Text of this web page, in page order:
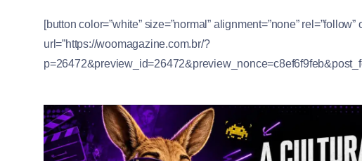
[button color=”white” size=”normal” alignment=”none”
url=”https://woomagazine.com.br/?